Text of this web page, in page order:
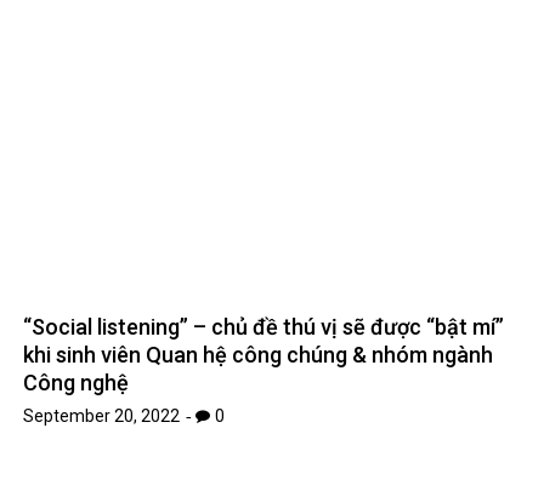
“Social listening” – chủ đề thú vị sẽ được “bật mí”
khi sinh viên Quan hệ công chúng & nhóm ngành
Công nghệ
September 20, 2022 0